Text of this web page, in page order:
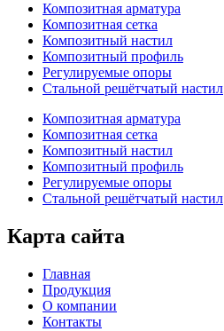
Композитная арматура
Композитная сетка
Композитный настил
Композитный профиль
Регулируемые опоры
Стальной решётчатый настил
Композитная арматура
Композитная сетка
Композитный настил
Композитный профиль
Регулируемые опоры
Стальной решётчатый настил
Карта сайта
Главная
Продукция
О компании
Контакты